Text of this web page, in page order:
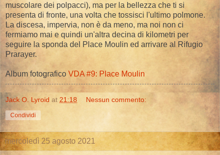
muscolare dei polpacci), ma per la bellezza che ti si
presenta di fronte, una volta che tossisci l'ultimo polmone.
La discesa, impervia, non è da meno, ma noi non ci
fermiamo mai e quindi un'altra decina di kilometri per
seguire la sponda del Place Moulin ed arrivare al Rifugio
Prarayer.
Album fotografico VDA #9: Place Moulin
Jack O. Lyroid at 21:18 Nessun commento:
Condividi
mercoledì 25 agosto 2021